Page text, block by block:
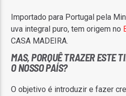
Importado para Portugal pela
uva integral puro, tem origem no
CASA MADEIRA.
MAS, PORQUÊ TRAZER ESTE
O NOSSO PAÍS?
O objetivo é introduzir e fazer